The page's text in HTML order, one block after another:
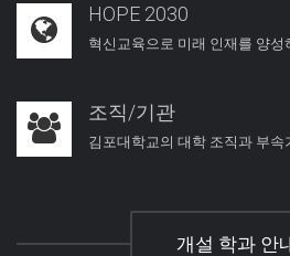
HOPE 2030
혁신교육으로 미래 인재를 양
조직/기관
김포대학교의 대학 조직과 부속
개설 학과 안